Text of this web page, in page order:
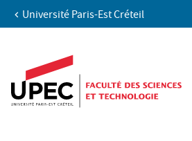
Aller au contenu
Accès directs
Recherche
Navigation secondaire
Université Paris-Est Créteil